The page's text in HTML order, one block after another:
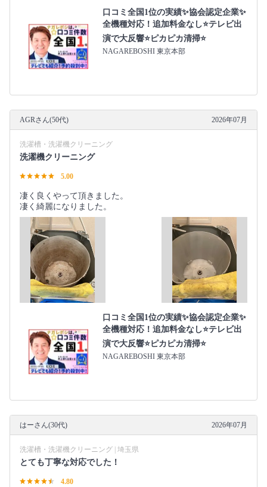
口コミ全国1位の実績✨協会認定企業✨
全機種対応！追加料金なし⭐テレビ出
演で大反響⭐ピカピカ清掃⭐
NAGAREBOSHI 東京本部
AGRさん(50代) 2026年07月
洗濯槽・洗濯機クリーニング
洗濯機クリーニング
5.00
凄く良くやって頂きました。
凄く綺麗になりました。
口コミ全国1位の実績✨協会認定企業✨
全機種対応！追加料金なし⭐テレビ出
演で大反響⭐ピカピカ清掃⭐
NAGAREBOSHI 東京本部
はーさん(30代) 2026年07月
洗濯槽・洗濯機クリーニング | 埼玉県
とても丁寧な対応でした！
4.80